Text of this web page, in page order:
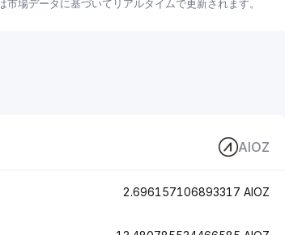
場データに基づいてリアルタイムで更新されます。
AIOZ
2.696157106893317 AIOZ